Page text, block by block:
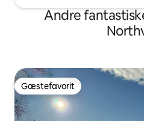
Andre
Gæstefavorit
Gæstefavorit